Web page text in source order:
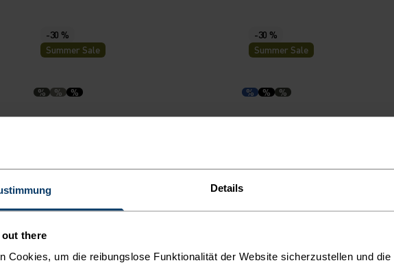
Details
there
Cookies, um die reibungslose Funktionalität der Website sicherzustellen und
-30 %
Summer Sale
% % %
-30 %
Summer Sale
% % %